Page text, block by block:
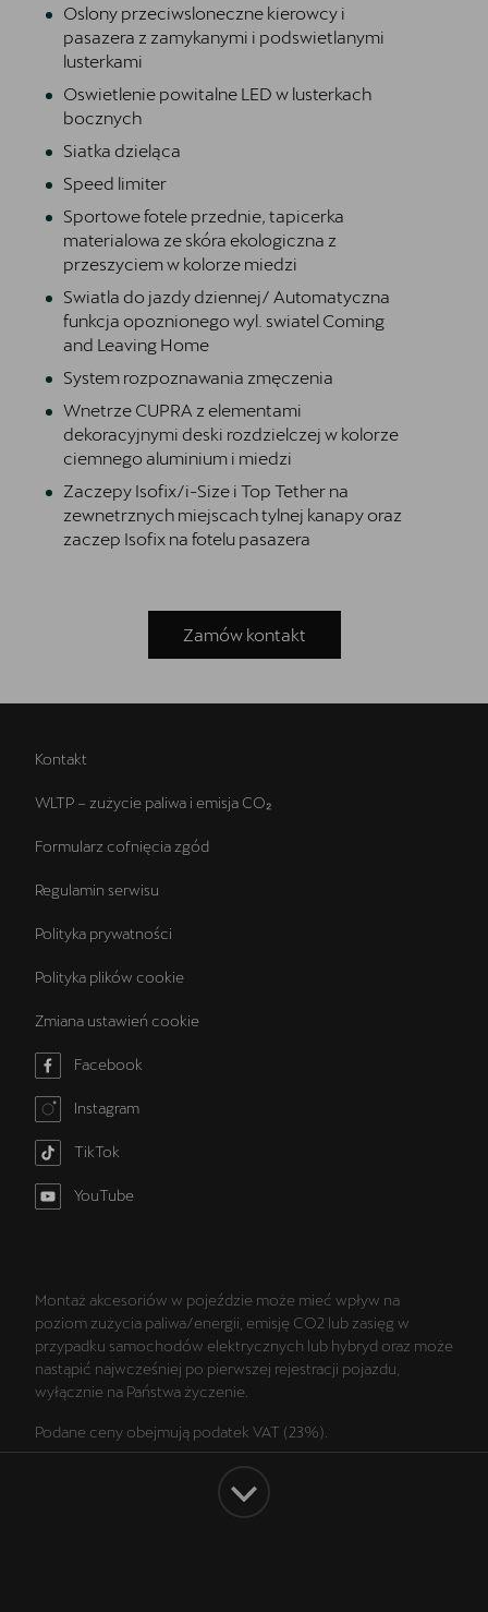
Oslony przeciwsloneczne kierowcy i
pasazera z zamykanymi i podswietlanymi
lusterkami
Oswietlenie powitalne LED w lusterkach
bocznych
Siatka dzieląca
Speed limiter
Sportowe fotele przednie, tapicerka
materialowa ze skóra ekologiczna z
przeszyciem w kolorze miedzi
Swiatla do jazdy dziennej/ Automatyczna
funkcja opoznionego wyl. swiatel Coming
and Leaving Home
System rozpoznawania zmęczenia
Wnetrze CUPRA z elementami
dekoracyjnymi deski rozdzielczej w kolorze
ciemnego aluminium i miedzi
Zaczepy Isofix/i-Size i Top Tether na
zewnetrznych miejscach tylnej kanapy oraz
zaczep Isofix na fotelu pasazera
Zamów kontakt
Kontakt
WLTP – zużycie paliwa i emisja CO₂
Formularz cofnięcia zgód
Regulamin serwisu
Polityka prywatności
Polityka plików cookie
Zmiana ustawień cookie
Facebook
Instagram
TikTok
YouTube
Montaż akcesoriów w pojeździe może mieć wpływ na
poziom zużycia paliwa/energii, emisję CO2 lub zasięg w
przypadku samochodów elektrycznych lub hybryd oraz może
nastąpić najwcześniej po pierwszej rejestracji pojazdu,
wyłącznie na Państwa życzenie.
Podane ceny obejmują podatek VAT (23%).
Wszelkie prezentowane informacje, w szczególności zdjęcia,
wykresy, specyfikacje, opisy, rysunki lub parametry techniczne
nie stanowią oferty w rozumieniu Kodeksu cywilnego oraz nie